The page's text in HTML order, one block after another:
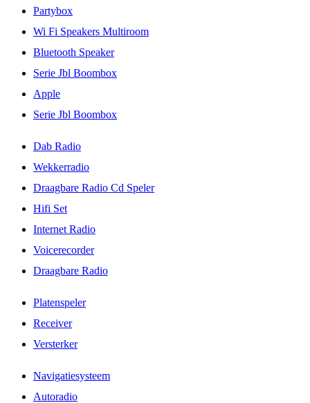
Partybox
Wi Fi Speakers Multiroom
Bluetooth Speaker
Serie Jbl Boombox
Apple
Serie Jbl Boombox
Dab Radio
Wekkerradio
Draagbare Radio Cd Speler
Hifi Set
Internet Radio
Voicerecorder
Draagbare Radio
Platenspeler
Receiver
Versterker
Navigatiesysteem
Autoradio